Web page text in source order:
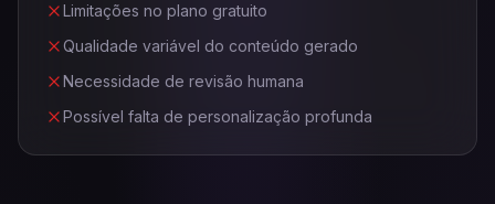
Limitações no plano gratuito
Qualidade variável do conteúdo gerado
Necessidade de revisão humana
Possível falta de personalização profunda